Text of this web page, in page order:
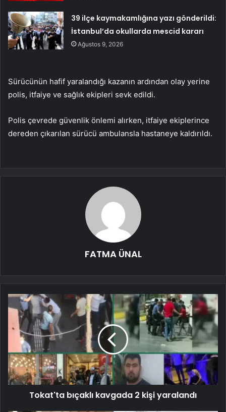
39 ilçe kaymakamlığına yazı gönderildi:
İstanbul’da okullarda mescid kararı
Ağustos 9, 2026
Sürücünün hafif yaralandığı kazanın ardından olay yerine
polis, itfaiye ve sağlık ekipleri sevk edildi.
Polis çevrede güvenlik önlemi alırken, itfaiye ekiplerince
dereden çıkarılan sürücü ambulansla hastaneye kaldırıldı.
FATMA ÜNAL
Tokat'ta bıçaklı kavgada 2 kişi yaralandı